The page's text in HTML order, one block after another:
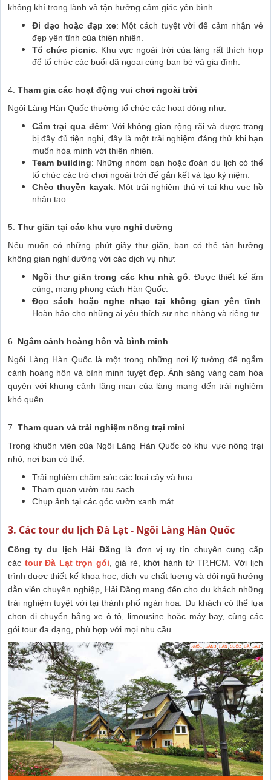
không khí trong lành và tận hưởng cảm giác yên bình.
Đi dạo hoặc đạp xe: Một cách tuyệt vời để cảm nhận vẻ
đẹp yên tĩnh của thiên nhiên.
Tổ chức picnic: Khu vực ngoài trời của làng rất thích hợp
để tổ chức các buổi dã ngoại cùng bạn bè và gia đình.
4. Tham gia các hoạt động vui chơi ngoài trời
Ngôi Làng Hàn Quốc thường tổ chức các hoạt động như:
Cắm trại qua đêm: Với không gian rộng rãi và được trang
bị đầy đủ tiện nghi, đây là một trải nghiệm đáng thử khi bạn
muốn hòa mình với thiên nhiên.
Team building: Những nhóm bạn hoặc đoàn du lịch có thể
tổ chức các trò chơi ngoài trời để gắn kết và tạo kỷ niệm.
Chèo thuyền kayak: Một trải nghiệm thú vị tại khu vực hồ
nhân tạo.
5. Thư giãn tại các khu vực nghỉ dưỡng
Nếu muốn có những phút giây thư giãn, bạn có thể tận hưởng
không gian nghỉ dưỡng với các dịch vụ như:
Ngồi thư giãn trong các khu nhà gỗ: Được thiết kế ấm
cúng, mang phong cách Hàn Quốc.
Đọc sách hoặc nghe nhạc tại không gian yên tĩnh:
Hoàn hảo cho những ai yêu thích sự nhẹ nhàng và riêng tư.
6. Ngắm cảnh hoàng hôn và bình minh
Ngôi Làng Hàn Quốc là một trong những nơi lý tưởng để ngắm
cảnh hoàng hôn và bình minh tuyệt đẹp. Ánh sáng vàng cam hòa
quyện với khung cảnh lãng mạn của làng mang đến trải nghiệm
khó quên.
7. Tham quan và trải nghiệm nông trại mini
Trong khuôn viên của Ngôi Làng Hàn Quốc có khu vực nông trại
nhỏ, nơi bạn có thể:
Trải nghiệm chăm sóc các loại cây và hoa.
Tham quan vườn rau sạch.
Chụp ảnh tại các góc vườn xanh mát.
3. Các tour du lịch Đà Lạt - Ngôi Làng Hàn Quốc
Công ty du lịch Hải Đăng là đơn vị uy tín chuyên cung cấp
các tourĐà Lạt trọn gói, giá rẻ, khởi hành từ TP.HCM. Với lịch
trình được thiết kế khoa học, dịch vụ chất lượng và đội ngũ hướng
dẫn viên chuyên nghiệp, Hải Đăng mang đến cho du khách những
trải nghiệm tuyệt vời tại thành phố ngàn hoa. Du khách có thể lựa
chọn di chuyển bằng xe ô tô, limousine hoặc máy bay, cùng các
gói tour đa dạng, phù hợp với mọi nhu cầu.